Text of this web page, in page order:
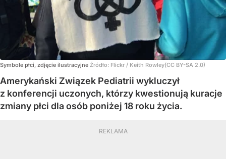
Symbole płci, zdjęcie ilustracyjne Źródło: Flickr / Keith Rowley(CC BY-SA 2.0)
Amerykański Związek Pediatrii wykluczył
z konferencji uczonych, którzy kwestionują kuracje
zmiany płci dla osób poniżej 18 roku życia.